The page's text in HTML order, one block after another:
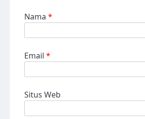
Nama *
Email *
Situs Web